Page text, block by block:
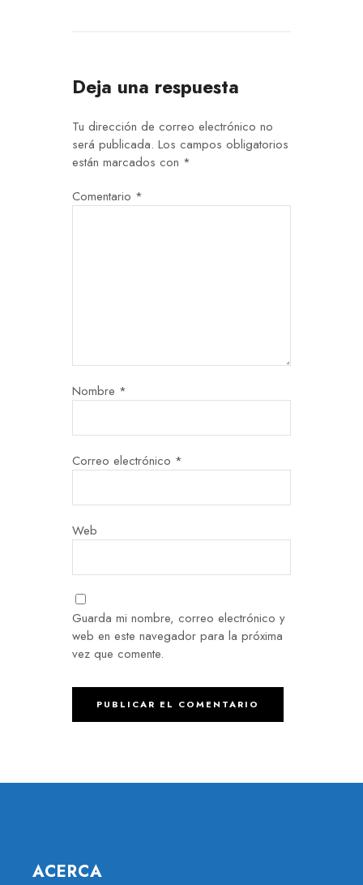
Deja una respuesta
Tu dirección de correo electrónico no
será publicada. Los campos obligatorios
están marcados con *
Comentario *
Nombre *
Correo electrónico *
Web
Guarda mi nombre, correo electrónico y
web en este navegador para la próxima
vez que comente.
ACERCA